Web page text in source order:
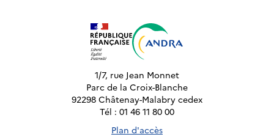
1/7, rue Jean Monnet
Parc de la Croix-Blanche
92298 Châtenay-Malabry cedex
Tél : 01 46 11 80 00
Plan d'accès